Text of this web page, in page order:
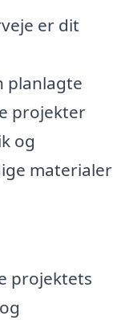
er dit
planlagte
projekter
og
materialer
projektets